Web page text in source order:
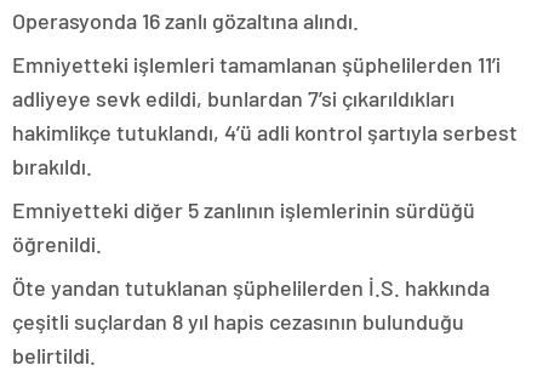
Operasyonda 16 zanlı gözaltına alındı.
Emniyetteki işlemleri tamamlanan şüphelilerden 11’i
adliyeye sevk edildi, bunlardan 7’si çıkarıldıkları
hakimlikçe tutuklandı, 4’ü adli kontrol şartıyla serbest
bırakıldı.
Emniyetteki diğer 5 zanlının işlemlerinin sürdüğü
öğrenildi.
Öte yandan tutuklanan şüphelilerden İ.S. hakkında
çeşitli suçlardan 8 yıl hapis cezasının bulunduğu
belirtildi.